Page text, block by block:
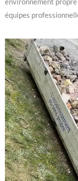
équipes